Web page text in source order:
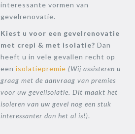
interessante vormen van
gevelrenovatie.
Kiest u voor een gevelrenovatie
met crepi & met isolatie? Dan
heeft u in vele gevallen recht op
een isolatiepremie (Wij assisteren u
graag met de aanvraag van premies
voor uw gevelisolatie. Dit maakt het
isoleren van uw gevel nog een stuk
interessanter dan het al is!).